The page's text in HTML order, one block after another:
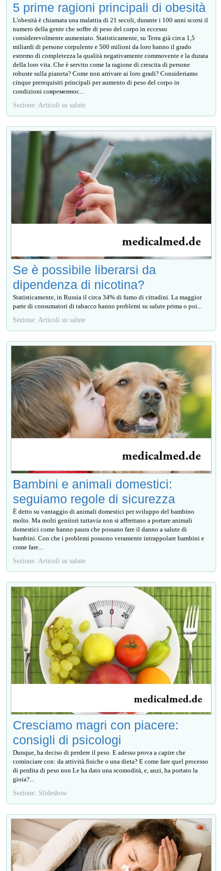
5 prime ragioni principali di obesità
L'obesità è chiamata una malattia di 21 secoli, durante i 100 anni scorsi il
numero della gente che soffre di peso del corpo in eccesso
considerevolmente aumentato. Statisticamente, su Terra già circa 1,5
miliardi di persone corpulente e 500 milioni da loro hanno il grado
estremo di completezza la qualità negativamente commovente e la durata
della loro vita. Che è servito come la ragione di crescita di persone
robuste sulla pianeta? Come non arrivare ai loro gradi? Consideriamo
cinque prerequisiti principali per aumento di peso del corpo in
condizioni современнос...
Sezione: Articoli su salute
Se è possibile liberarsi da
dipendenza di nicotina?
Statisticamente, in Russia il circa 34% di fumo di cittadini. La maggior
parte di consumatori di tabacco hanno problemi su salute prima o poi...
Sezione: Articoli su salute
Bambini e animali domestici:
seguiamo regole di sicurezza
È detto su vantaggio di animali domestici per sviluppo del bambino
molto. Ma molti genitori tuttavia non si affrettano a portare animali
domestici come hanno paura che possano fare il danno a salute di
bambini. Con che i problemi possono veramente intrappolare bambini e
come fare...
Sezione: Articoli su salute
Cresciamo magri con piacere:
consigli di psicologi
Dunque, ha deciso di perdere il peso. E adesso prova a capire che
cominciare con: da attività fisiche o una dieta? E come fare quel processo
di perdita di peso non Le ha dato una scomodità, e, anzi, ha portato la
gioia?...
Sezione: Slideshow